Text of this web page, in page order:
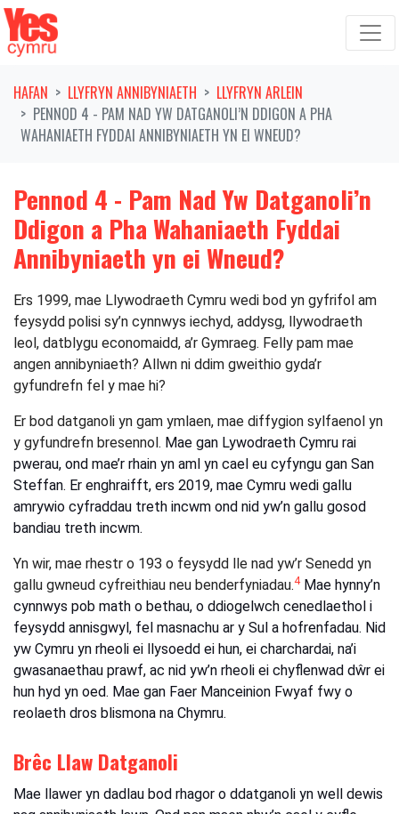
Symud ymlaen o'r llywio
HAFAN LLYFRYN ANNIBYNIAETH
LLYFRYN ARLEIN
PENNOD 4 - PAM NAD YW DATGANOLI’N DDIGON A PHA
WAHANIAETH FYDDAI ANNIBYNIAETH YN EI WNEUD?
Pennod 4 - Pam Nad Yw Datganoli’n
Ddigon a Pha Wahaniaeth Fyddai
Annibyniaeth yn ei Wneud?
Ers 1999, mae Llywodraeth Cymru wedi bod yn gyfrifol am
feysydd polisi sy’n cynnwys iechyd, addysg, llywodraeth
leol, datblygu economaidd, a’r Gymraeg. Felly pam mae
angen annibyniaeth? Allwn ni ddim gweithio gyda’r
gyfundrefn fel y mae hi?
Er bod datganoli yn gam ymlaen, mae diffygion sylfaenol yn
y gyfundrefn bresennol. Mae gan Lywodraeth Cymru rai
pwerau, ond mae’r rhain yn aml yn cael eu cyfyngu gan San
Steffan. Er enghraifft, ers 2019, mae Cymru wedi gallu
amrywio cyfraddau treth incwm ond nid yw’n gallu gosod
bandiau treth incwm.
Yn wir, mae rhestr o 193 o feysydd lle nad yw’r Senedd yn
gallu gwneud cyfreithiau neu benderfyniadau.4 Mae hynny’n
cynnwys pob math o bethau, o ddiogelwch cenedlaethol i
feysydd annisgwyl, fel masnachu ar y Sul a hofrenfadau. Nid
yw Cymru yn rheoli ei llysoedd ei hun, ei charchardai, na’i
gwasanaethau prawf, ac nid yw’n rheoli ei chyflenwad dŵr ei
hun hyd yn oed. Mae gan Faer Manceinion Fwyaf fwy o
reolaeth dros blismona na Chymru.
Brêc Llaw Datganoli
Mae llawer yn dadlau bod rhagor o ddatganoli yn well dewis